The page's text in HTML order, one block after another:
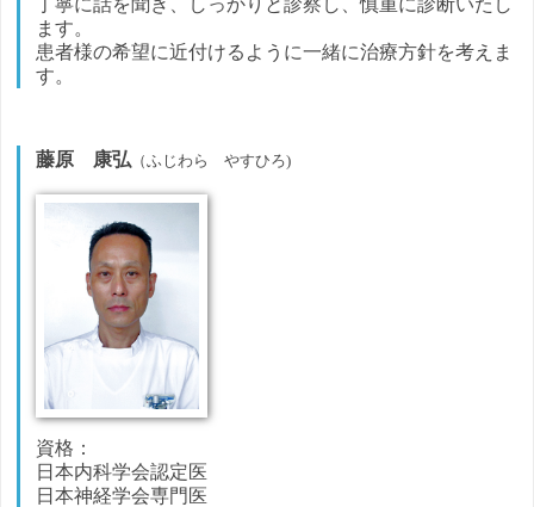
ます。
患者様の希望に近付けるように一緒に治療方針を考えま
す。
藤原 康弘（ふじわら やすひろ)
資格：
日本内科学会認定医
日本神経学会専門医